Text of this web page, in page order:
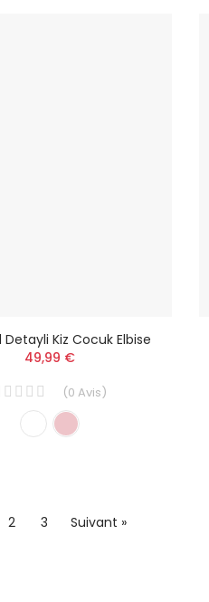
Detayli Kiz Cocuk Elbise
49,99 €
(0 Avis)
2 3 Suivant »